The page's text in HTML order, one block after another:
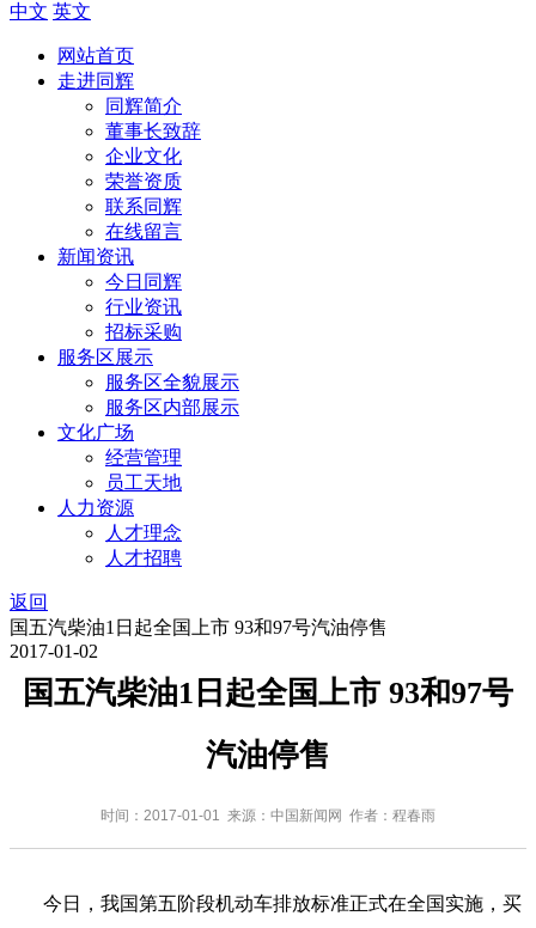
中文 英文
网站首页
走进同辉
同辉简介
董事长致辞
企业文化
荣誉资质
联系同辉
在线留言
新闻资讯
今日同辉
行业资讯
招标采购
服务区展示
服务区全貌展示
服务区内部展示
文化广场
经营管理
员工天地
人力资源
人才理念
人才招聘
返回
国五汽柴油1日起全国上市 93和97号汽油停售
2017-01-02
国五汽柴油1日起全国上市 93和97号
汽油停售
时间：2017-01-01 来源：中国新闻网 作者：程春雨
今日，我国第五阶段机动车排放标准正式在全国实施，买